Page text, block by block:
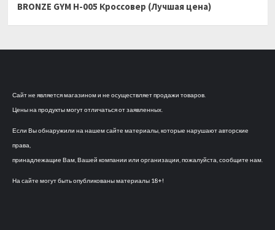
BRONZE GYM H-005 Кроссовер (Лучшая цена)
Сайт не является магазином и не осуществляет продажи товаров.
Цены на продукты могут отличаться от заявленных.
Если Вы обнаружили на нашем сайте материалы, которые нарушают авторские
права,
принадлежащие Вам, Вашей компании или организации, пожалуйста, сообщите нам.
На сайте могут быть опубликованы материалы 18+!